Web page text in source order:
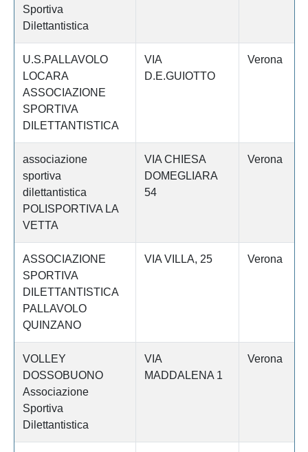
Sportiva
Dilettantistica
U.S.PALLAVOLO
LOCARA
ASSOCIAZIONE
SPORTIVA
DILETTANTISTICA
VIA
D.E.GUIOTTO
Verona
associazione
sportiva
dilettantistica
POLISPORTIVA LA
VETTA
VIA CHIESA
DOMEGLIARA
54
Verona
ASSOCIAZIONE
SPORTIVA
DILETTANTISTICA
PALLAVOLO
QUINZANO
VIA VILLA, 25 Verona
VOLLEY
DOSSOBUONO
Associazione
Sportiva
Dilettantistica
VIA
MADDALENA 1
Verona